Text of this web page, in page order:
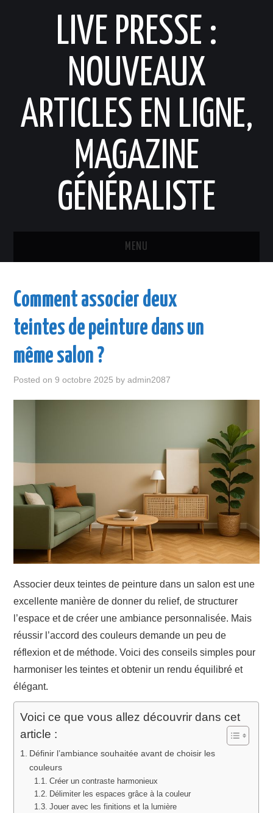
LIVE PRESSE :
NOUVEAUX
ARTICLES EN LIGNE,
MAGAZINE
GÉNÉRALISTE
MENU
LOISIR
VOITURE
WEB
Comment associer deux
teintes de peinture dans un
même salon ?
Posted on9 octobre 2025 byadmin2087
Associer deux teintes de peinture dans un salon est une
excellente manière de donner du relief, de structurer
l’espace et de créer une ambiance personnalisée. Mais
réussir l’accord des couleurs demande un peu de
réflexion et de méthode. Voici des conseils simples pour
harmoniser les teintes et obtenir un rendu équilibré et
élégant.
Voici ce que vous allez découvrir dans cet
article :
Définir l’ambiance souhaitée avant de choisir les
couleurs
Créer un contraste harmonieux
Délimiter les espaces grâce à la couleur
Jouer avec les finitions et la lumière